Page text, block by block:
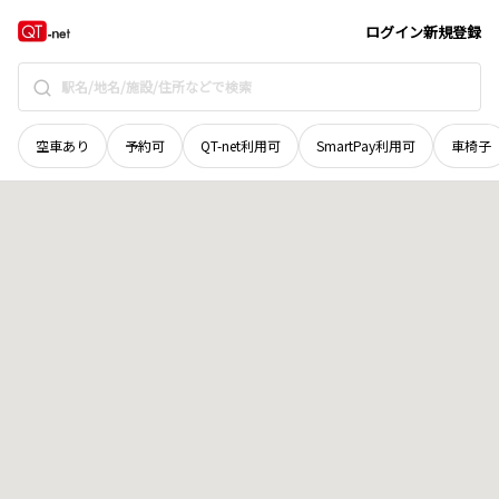
ログイン新規登録
空車あり 予約可 QT-net利用可 SmartPay利用可 車椅子
群馬県